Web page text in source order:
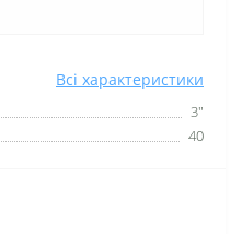
Всі характеристики
3"
40